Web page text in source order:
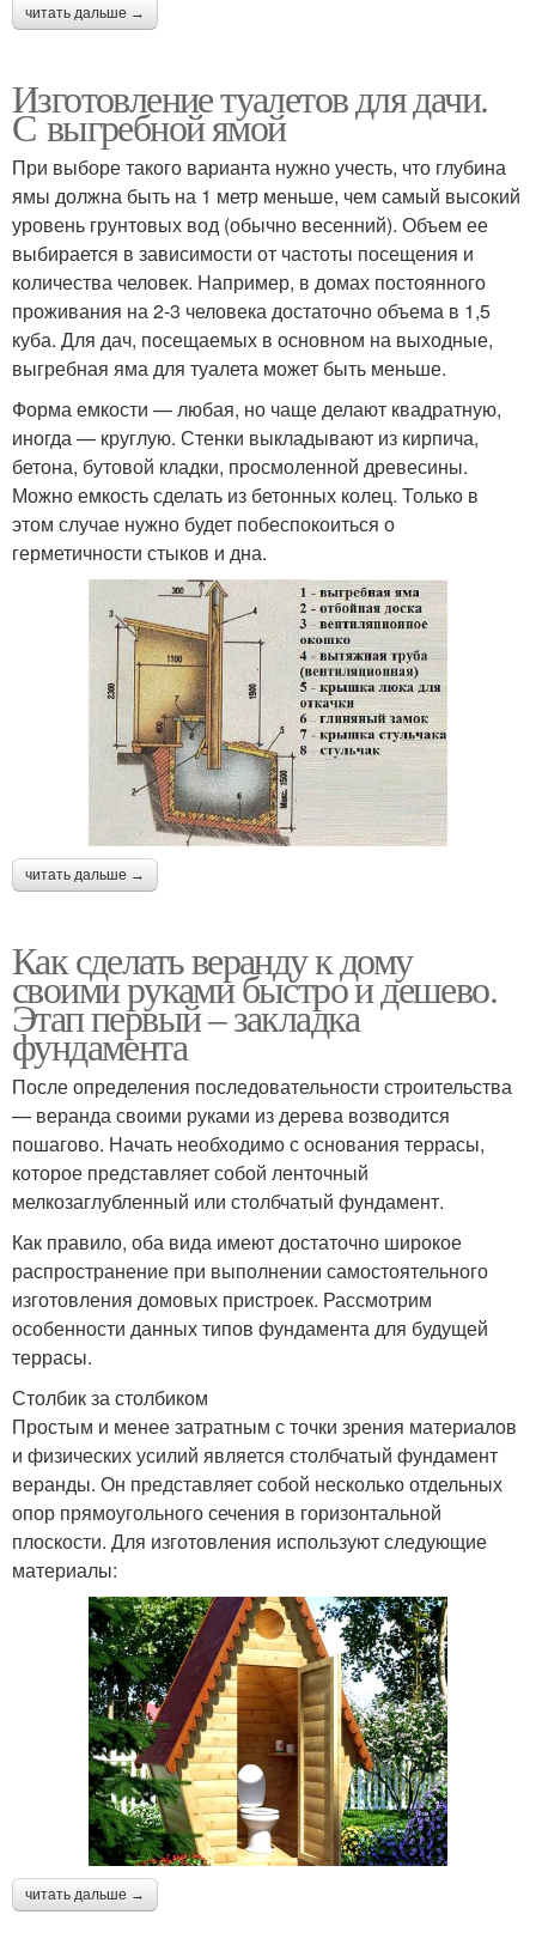
читать дальше →
Изготовление туалетов для дачи.
С выгребной ямой
При выборе такого варианта нужно учесть, что глубина
ямы должна быть на 1 метр меньше, чем самый высокий
уровень грунтовых вод (обычно весенний). Объем ее
выбирается в зависимости от частоты посещения и
количества человек. Например, в домах постоянного
проживания на 2-3 человека достаточно объема в 1,5
куба. Для дач, посещаемых в основном на выходные,
выгребная яма для туалета может быть меньше.
Форма емкости — любая, но чаще делают квадратную,
иногда — круглую. Стенки выкладывают из кирпича,
бетона, бутовой кладки, просмоленной древесины.
Можно емкость сделать из бетонных колец. Только в
этом случае нужно будет побеспокоиться о
герметичности стыков и дна.
читать дальше →
Как сделать веранду к дому
своими руками быстро и дешево.
Этап первый – закладка
фундамента
После определения последовательности строительства
— веранда своими руками из дерева возводится
пошагово. Начать необходимо с основания террасы,
которое представляет собой ленточный
мелкозаглубленный или столбчатый фундамент.
Как правило, оба вида имеют достаточно широкое
распространение при выполнении самостоятельного
изготовления домовых пристроек. Рассмотрим
особенности данных типов фундамента для будущей
террасы.
Столбик за столбиком
Простым и менее затратным с точки зрения материалов
и физических усилий является столбчатый фундамент
веранды. Он представляет собой несколько отдельных
опор прямоугольного сечения в горизонтальной
плоскости. Для изготовления используют следующие
материалы:
читать дальше →